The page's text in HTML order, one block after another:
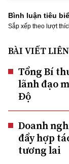
Bình luận tiêu
Sắp xếp theo lượt
BÀI VIẾT
Tổng Bí
lãnh đạo
Độ
Doanh
đẩy hợp
tương lai